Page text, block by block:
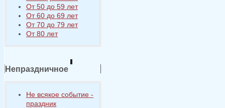
От 50 до 59 лет
От 60 до 69 лет
От 70 до 79 лет
От 80 лет
Непраздничное
Не всякое событие -
праздник